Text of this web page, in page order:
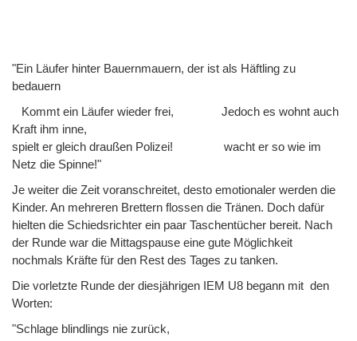
"Ein Läufer hinter Bauernmauern, der ist als Häftling zu
bedauern
Kommt ein Läufer wieder frei, Jedoch es wohnt auch
Kraft ihm inne,
spielt er gleich draußen Polizei! wacht er so wie im
Netz die Spinne!"
Je weiter die Zeit voranschreitet, desto emotionaler werden die
Kinder. An mehreren Brettern flossen die Tränen. Doch dafür
hielten die Schiedsrichter ein paar Taschentücher bereit. Nach
der Runde war die Mittagspause eine gute Möglichkeit
nochmals Kräfte für den Rest des Tages zu tanken.
Die vorletzte Runde der diesjährigen IEM U8 begann mit den
Worten:
"Schlage blindlings nie zurück,